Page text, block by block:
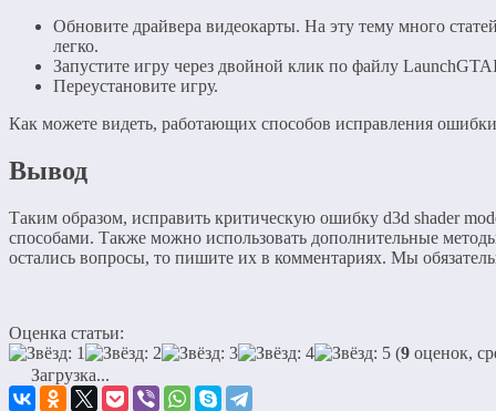
Обновите драйвера видеокарты. На эту тему много
легко.
Запустите игру через двойной клик по файлу
Переустановите игру.
Как можете видеть, работающих способов исправления
Вывод
Таким образом, исправить критическую ошибку d3d shader
способами. Также можно использовать дополнительные
остались вопросы, то пишите их в комментариях. Мы
Оценка статьи:
(9 оценок,
Загрузка...